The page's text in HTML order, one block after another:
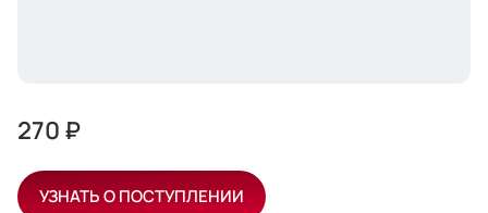
270 ₽
УЗНАТЬ О ПОСТУПЛЕНИИ